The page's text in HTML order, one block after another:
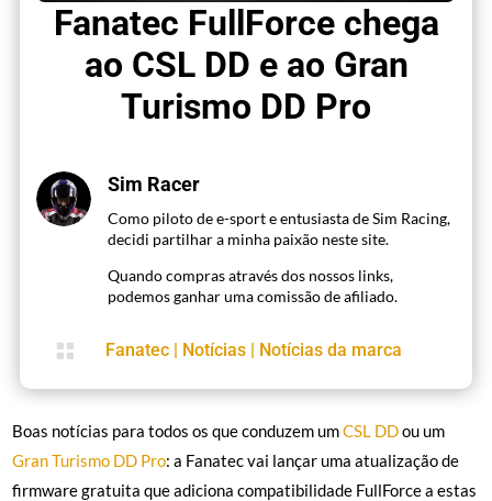
Fanatec FullForce chega
ao CSL DD e ao Gran
Turismo DD Pro
Sim Racer
Como piloto de e-sport e entusiasta de Sim Racing,
decidi partilhar a minha paixão neste site.
Quando compras através dos nossos links,
podemos ganhar uma comissão de afiliado.
 Fanatec | Notícias | Notícias da marca
Boas notícias para todos os que conduzem umCSL DDou um
Gran Turismo DD Pro: a Fanatec vai lançar uma atualização de
firmware gratuita que adiciona compatibilidade FullForce a estas